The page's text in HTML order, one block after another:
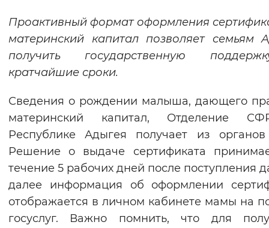
Цвет сайта
Монохромный
Изображения
Включены Выключены
Звуковой ассистент
Воспроизвести Остановить
Проактивный формат оформления
материнский капитал позволяет семьям
получить государственную
кратчайшие сроки.
Сведения о рождении малыша, дающего
материнский капитал, Отделение
Республике Адыгея получает из
Решение о выдаче сертификата
течение 5 рабочих дней после поступления
далее информация об оформлении
отображается в личном кабинете мамы на
госуслуг. Важно помнить, что для